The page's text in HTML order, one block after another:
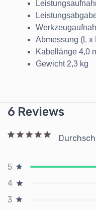
Abmessung (L x
Kabellänge 4,0
Gewicht 2,3 kg
6 Reviews
5
4
3